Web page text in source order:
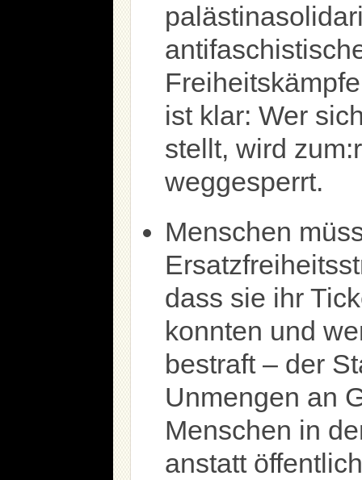
ist klar: Wer
stellt, wird
weggesperrt.
Menschen
dass sie ihr
konnten und
bestraft – der
Unmengen an
Menschen in
anstatt